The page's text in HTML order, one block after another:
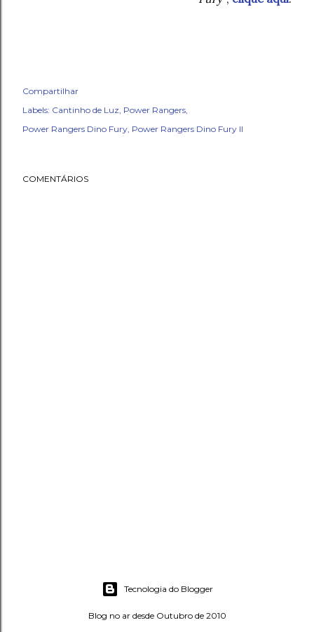
Compartilhar
Labels: Cantinho de Luz Power Rangers
Power Rangers Dino Fury Power Rangers Dino Fury II
COMENTÁRIOS
Tecnologia do Blogger
Blog no ar desde Outubro de 2010